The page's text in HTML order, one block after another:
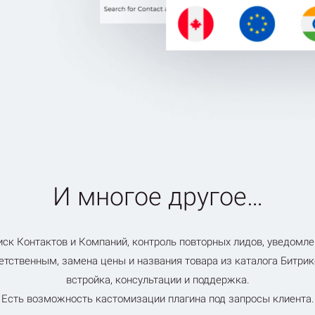
И многое другое…
Контактов и Компаний, контроль повторных лидов,
замена цены и названия товара из каталога
встройка, консультации и поддержка.
Есть возможность кастомизации плагина под запросы клиента.